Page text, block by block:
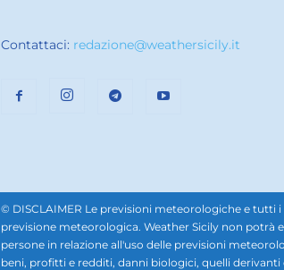
Contattaci: redazione@weathersicily.it
© DISCLAIMER Le previsioni meteorologiche e
previsione meteorologica. Weather Sicily non potrà
persone in relazione all'uso delle previsioni
beni, profitti e redditi, danni biologici, quelli